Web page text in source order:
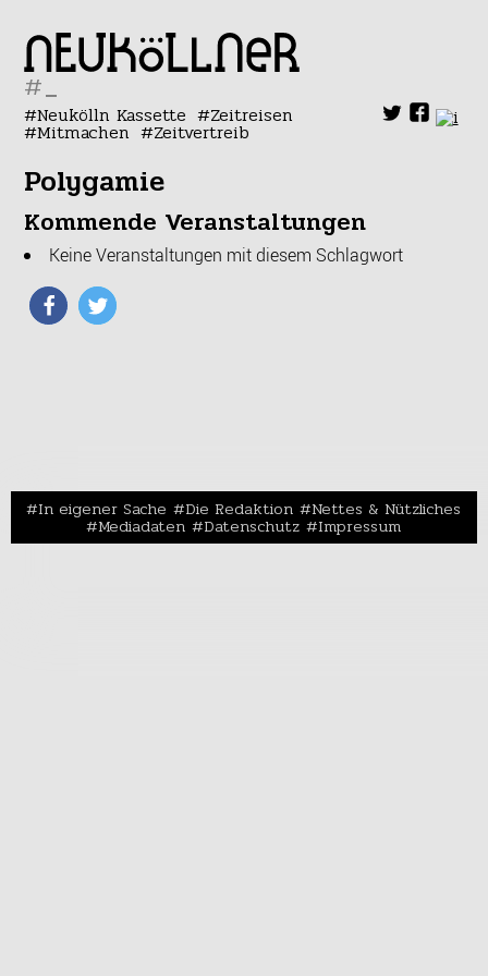
#
Neukölln Kassette Zeitreisen
Mitmachen Zeitvertreib
Polygamie
Kommende Veranstaltungen
Keine Veranstaltungen mit diesem Schlagwort
In eigener Sache Die Redaktion Nettes & Nützliches
Mediadaten Datenschutz Impressum